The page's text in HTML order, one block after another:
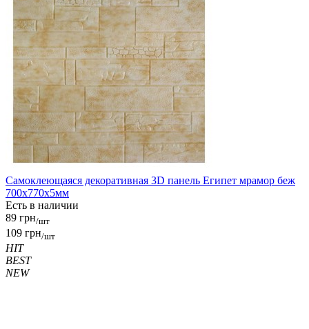
Самоклеющаяся декоративная 3D панель Египет мрамор беж
700x770x5мм
Есть в наличии
89 грн/шт
109 грн/шт
HIT
BEST
NEW